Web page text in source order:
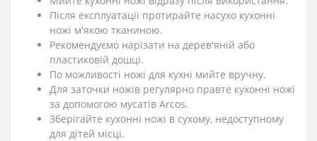
Після експлуатації протирайте насухо кухонні
ножі м'якою тканиною.
Рекомендуємо нарізати на дерев'яній або
пластиковій дошці.
По можливості ножі для кухні мийте вручну.
Для заточки ножів регулярно правте кухонні ножі
за допомогою мусатів Arcos.
Зберігайте кухонні ножі в сухому, недоступному
для дітей місці.